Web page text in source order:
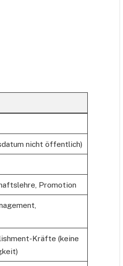
nicht öffentlich)
Promotion
Kräfte (keine